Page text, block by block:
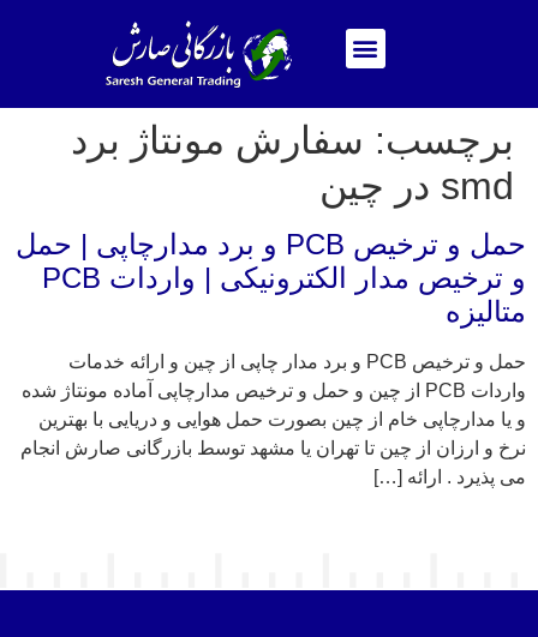
برچسب: سفارش مونتاژ برد
smd در چین
حمل و ترخیص PCB و برد مدارچاپی | حمل
و ترخیص مدار الکترونیکی | واردات PCB
متالیزه
حمل و ترخیص PCB و برد مدار چاپی از چین و ارائه خدمات
واردات PCB از چین و حمل و ترخیص مدارچاپی آماده مونتاژ شده
و یا مدارچاپی خام از چین بصورت حمل هوایی و دریایی با بهترین
نرخ و ارزان از چین تا تهران یا مشهد توسط بازرگانی صارش انجام
می پذیرد . ارائه […]